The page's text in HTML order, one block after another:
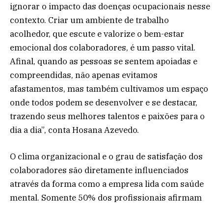
ignorar o impacto das doenças ocupacionais nesse
contexto. Criar um ambiente de trabalho
acolhedor, que escute e valorize o bem-estar
emocional dos colaboradores, é um passo vital.
Afinal, quando as pessoas se sentem apoiadas e
compreendidas, não apenas evitamos
afastamentos, mas também cultivamos um espaço
onde todos podem se desenvolver e se destacar,
trazendo seus melhores talentos e paixões para o
dia a dia”, conta Hosana Azevedo.
O clima organizacional e o grau de satisfação dos
colaboradores são diretamente influenciados
através da forma como a empresa lida com saúde
mental. Somente 50% dos profissionais afirmam